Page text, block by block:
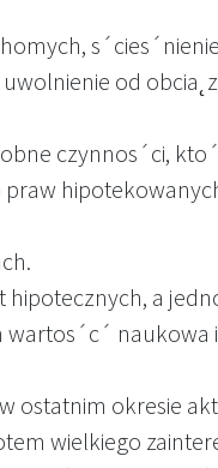
uwolnienie od
czynnos´ci,
praw
hipotecznych, a
wartos´c´ naukowa i
ostatnim okresie
wielkiego